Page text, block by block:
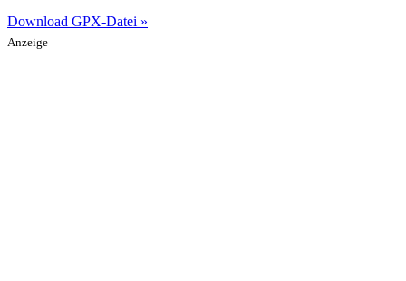
Download GPX-Datei »
Anzeige